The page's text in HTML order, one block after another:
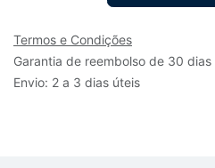
Termos e Condições
Garantia de reembolso de 30 dias
Envio: 2 a 3 dias úteis